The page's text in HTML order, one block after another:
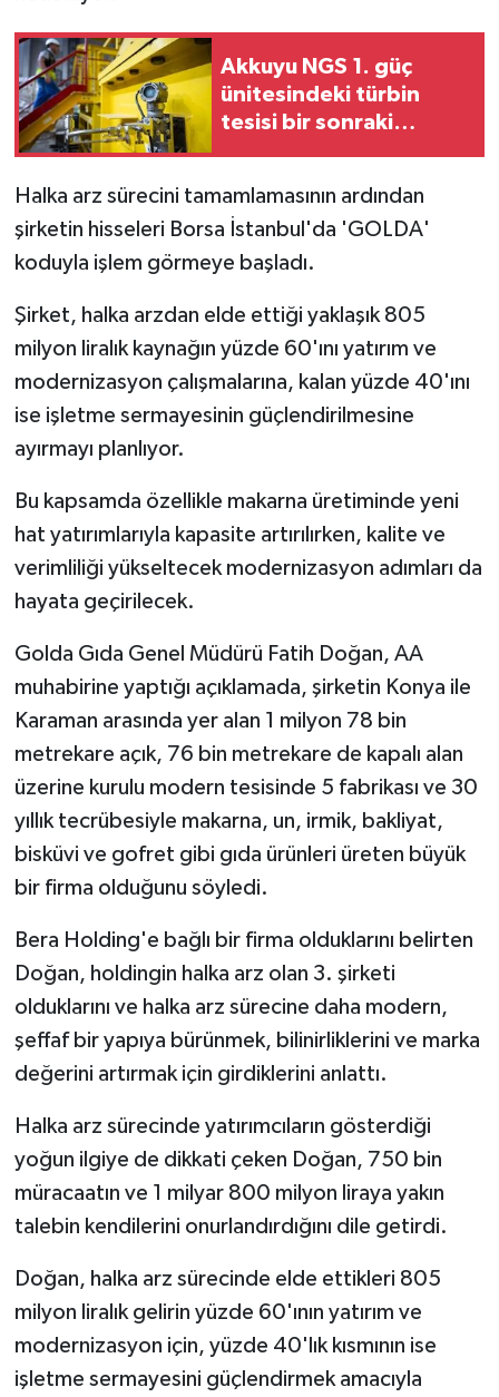
Akkuyu NGS 1. güç
ünitesindeki türbin
tesisi bir sonraki
Halka arz sürecini tamamlamasının ardından
şirketin hisseleri Borsa İstanbul'da 'GOLDA'
koduyla işlem görmeye başladı.
Şirket, halka arzdan elde ettiği yaklaşık 805
milyon liralık kaynağın yüzde 60'ını yatırım ve
modernizasyon çalışmalarına, kalan yüzde 40'ını
ise işletme sermayesinin güçlendirilmesine
ayırmayı planlıyor.
Bu kapsamda özellikle makarna üretiminde yeni
hat yatırımlarıyla kapasite artırılırken, kalite ve
verimliliği yükseltecek modernizasyon adımları da
hayata geçirilecek.
Golda Gıda Genel Müdürü Fatih Doğan, AA
muhabirine yaptığı açıklamada, şirketin Konya ile
Karaman arasında yer alan 1 milyon 78 bin
metrekare açık, 76 bin metrekare de kapalı alan
üzerine kurulu modern tesisinde 5 fabrikası ve 30
yıllık tecrübesiyle makarna, un, irmik, bakliyat,
bisküvi ve gofret gibi gıda ürünleri üreten büyük
bir firma olduğunu söyledi.
Bera Holding'e bağlı bir firma olduklarını belirten
Doğan, holdingin halka arz olan 3. şirketi
olduklarını ve halka arz sürecine daha modern,
şeffaf bir yapıya bürünmek, bilinirliklerini ve marka
değerini artırmak için girdiklerini anlattı.
Halka arz sürecinde yatırımcıların gösterdiği
yoğun ilgiye de dikkati çeken Doğan, 750 bin
müracaatın ve 1 milyar 800 milyon liraya yakın
talebin kendilerini onurlandırdığını dile getirdi.
Doğan, halka arz sürecinde elde ettikleri 805
milyon liralık gelirin yüzde 60'ının yatırım ve
modernizasyon için, yüzde 40'lık kısmının ise
işletme sermayesini güçlendirmek amacıyla